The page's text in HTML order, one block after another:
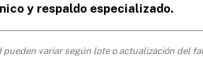
y respaldo especializado.
variar según lote o actualización del